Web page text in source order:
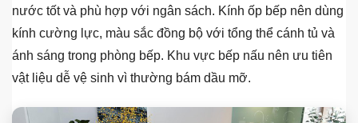
nước tốt và phù hợp với ngân sách. Kính ốp bếp nên dùng
kính cường lực, màu sắc đồng bộ với tổng thể cánh tủ và
ánh sáng trong phòng bếp. Khu vực bếp nấu nên ưu tiên
vật liệu dễ vệ sinh vì thường bám dầu mỡ.